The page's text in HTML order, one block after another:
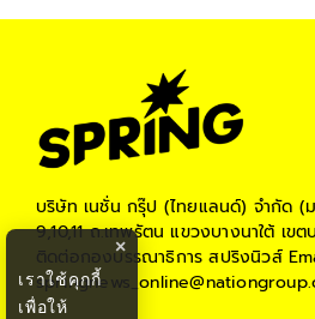
บริษัท เนชั่น กรุ๊ป (ไทยแลนด์) จำกัด (
9,10,11 ถ.เทพรัตน แขวงบางนาใต้ เข
ติดต่อกองบรรณาธิการ สปริงนิวส์
×
เราใช้คุกกี้
เพื่อให้